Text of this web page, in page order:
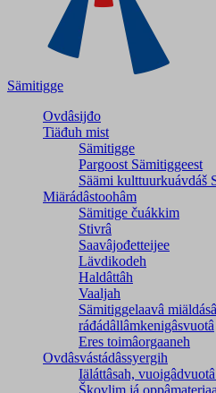
Sämitigge
Ovdâsijđo
Tiäđuh mist
Sämitigge
Pargoost Sämitiggeest
Säämi kulttuurkuávdáš
Miärádâstoohâm
Sämitige čuákkim
Stivrâ
Saavâjođetteijee
Lävdikodeh
Haldâttâh
Vaaljah
Sämitiggelaavâ
ráđádâllâmkenigâsvuotâ
Eres toimâorgaaneh
Ovdâsvástádâssyergih
Iäláttâsah,
Škovlim já